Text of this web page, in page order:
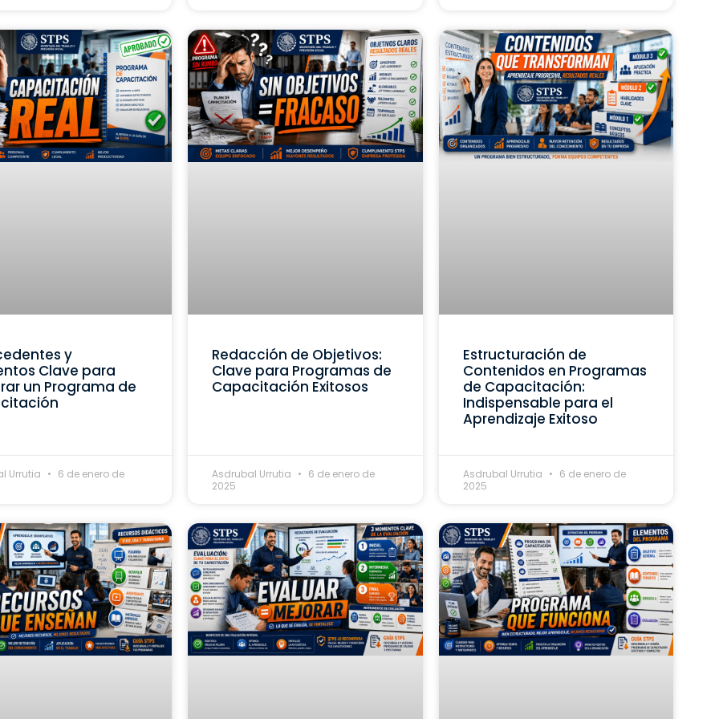
y
Clave para
un Programa de
Urrutia 6 de enero de
Redacción de Objetivos:
Clave para Programas de
Capacitación Exitosos
Asdrubal Urrutia
6 de enero de
2025
Estructuración de
Contenidos en Programas
de Capacitación:
Indispensable para el
Aprendizaje Exitoso
Asdrubal Urrutia
6 de enero de
2025